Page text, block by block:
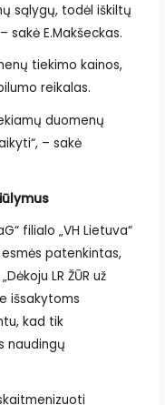
sąlygų, todėl iškiltų
sakė E.Makšeckas.
tiekimo kainos,
reikalas.
duomenų
– sakė
filialo „VH Lietuva“
patenkintas,
LR ŽŪR už
išsakytoms
kad tik
naudingų